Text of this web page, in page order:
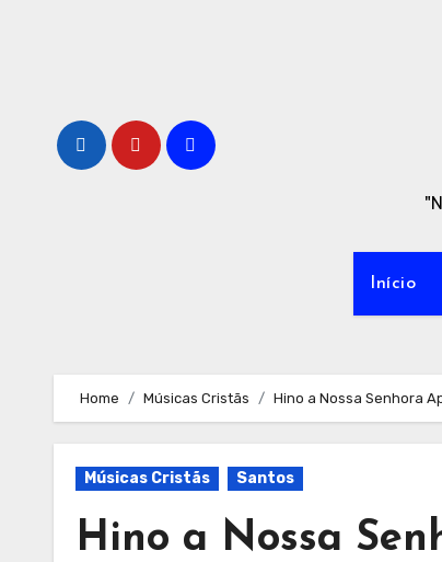
Início
Home Músicas Cristãs Hino a Nossa Senhora
Músicas Cristãs Santos
Hino a Nossa